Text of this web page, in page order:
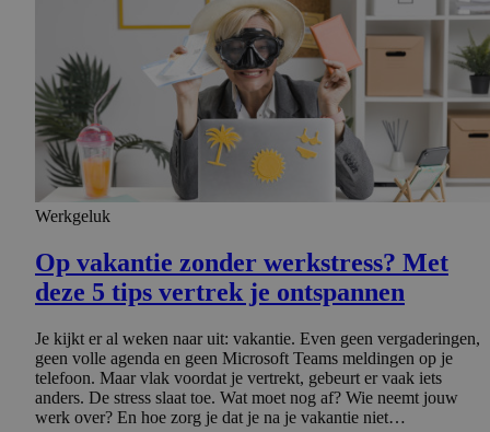
Werkgeluk
Op vakantie zonder werkstress? Met
deze 5 tips vertrek je ontspannen
Je kijkt er al weken naar uit: vakantie. Even geen vergaderingen,
geen volle agenda en geen Microsoft Teams meldingen op je
telefoon. Maar vlak voordat je vertrekt, gebeurt er vaak iets
anders. De stress slaat toe. Wat moet nog af? Wie neemt jouw
werk over? En hoe zorg je dat je na je vakantie niet…